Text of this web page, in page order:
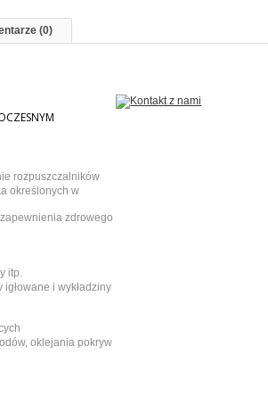
(0)
rozpuszczalników
określonych w
zdrowego
itp.
i wykładziny
oklejania pokryw